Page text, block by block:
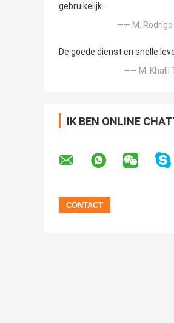
gebruikelijk.
—— M. Rodrigo
De goede dienst en snelle
—— M. Khalil
IK BEN ONLINE